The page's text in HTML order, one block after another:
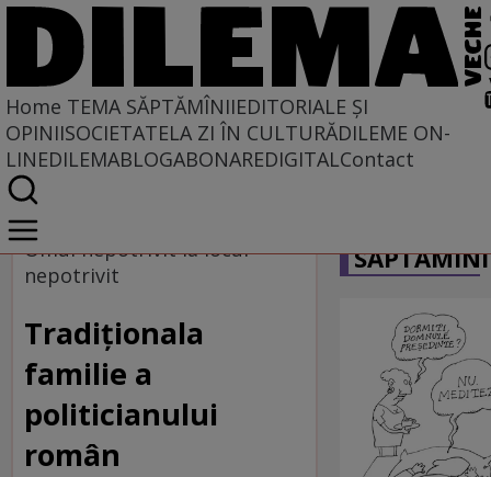
Home TEMA SĂPTĂMÎNIIEDITORIALE ȘI
OPINIISOCIETATELA ZI ÎN CULTURĂDILEME ON-
LINEDILEMABLOGABONAREDIGITALContact
Home
Tema săptămînii
Omul nepotrivit la locul
nepotrivit
Tradiţionala
familie a
politicianului
român